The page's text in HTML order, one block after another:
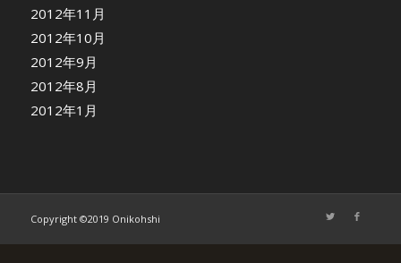
2012年11月
2012年10月
2012年9月
2012年8月
2012年1月
Copyright ©2019 Onikohshi